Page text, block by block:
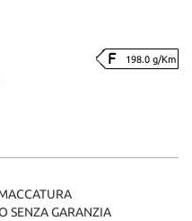
198.0 g/Km
SENZA GARANZIA